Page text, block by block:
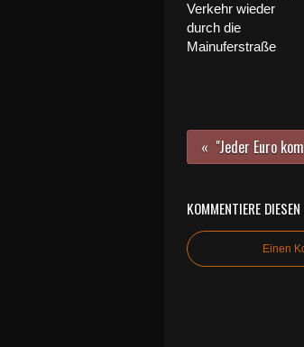
Verkehr wieder
durch die
Mainuferstraße
KOMMENTIERE
Einen